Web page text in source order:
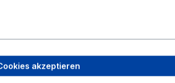
Valeo International
5700 AA Helmond
helmond-
akzeptieren